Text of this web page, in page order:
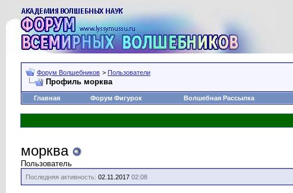
Форум Волшебников > Пользователи
Профиль морква
Главная
Форум Фигурок Волшебная Рассылка
морква
Пользователь
Последняя активность: 02.11.2017 02:08